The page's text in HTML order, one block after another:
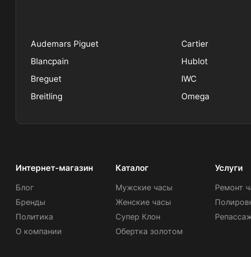
Audemars Piguet
Blancpain
Breguet
Breitling
Cartier
Hublot
IWC
Omega
Интернет-магазин
Блог
Бренды
Политика
О компании
Каталог
Мужские часы
Женские часы
Супер Клон
Обертка золотом
Услуги
Ремонт